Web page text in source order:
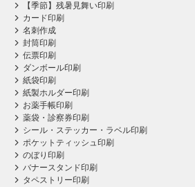
【季節】残暑見舞い印刷
カード印刷
名刺作成
封筒印刷
伝票印刷
ダンボール印刷
紙袋印刷
紙製ホルダー印刷
お薬手帳印刷
薬袋・診察券印刷
シール・ステッカー・ラベル印刷
ポケットティッシュ印刷
のぼり印刷
バナースタンド印刷
タペストリー印刷